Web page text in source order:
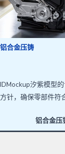
铝合金压铸
IDMockup汐紫模型
方针，确保零部件符
铝合金压